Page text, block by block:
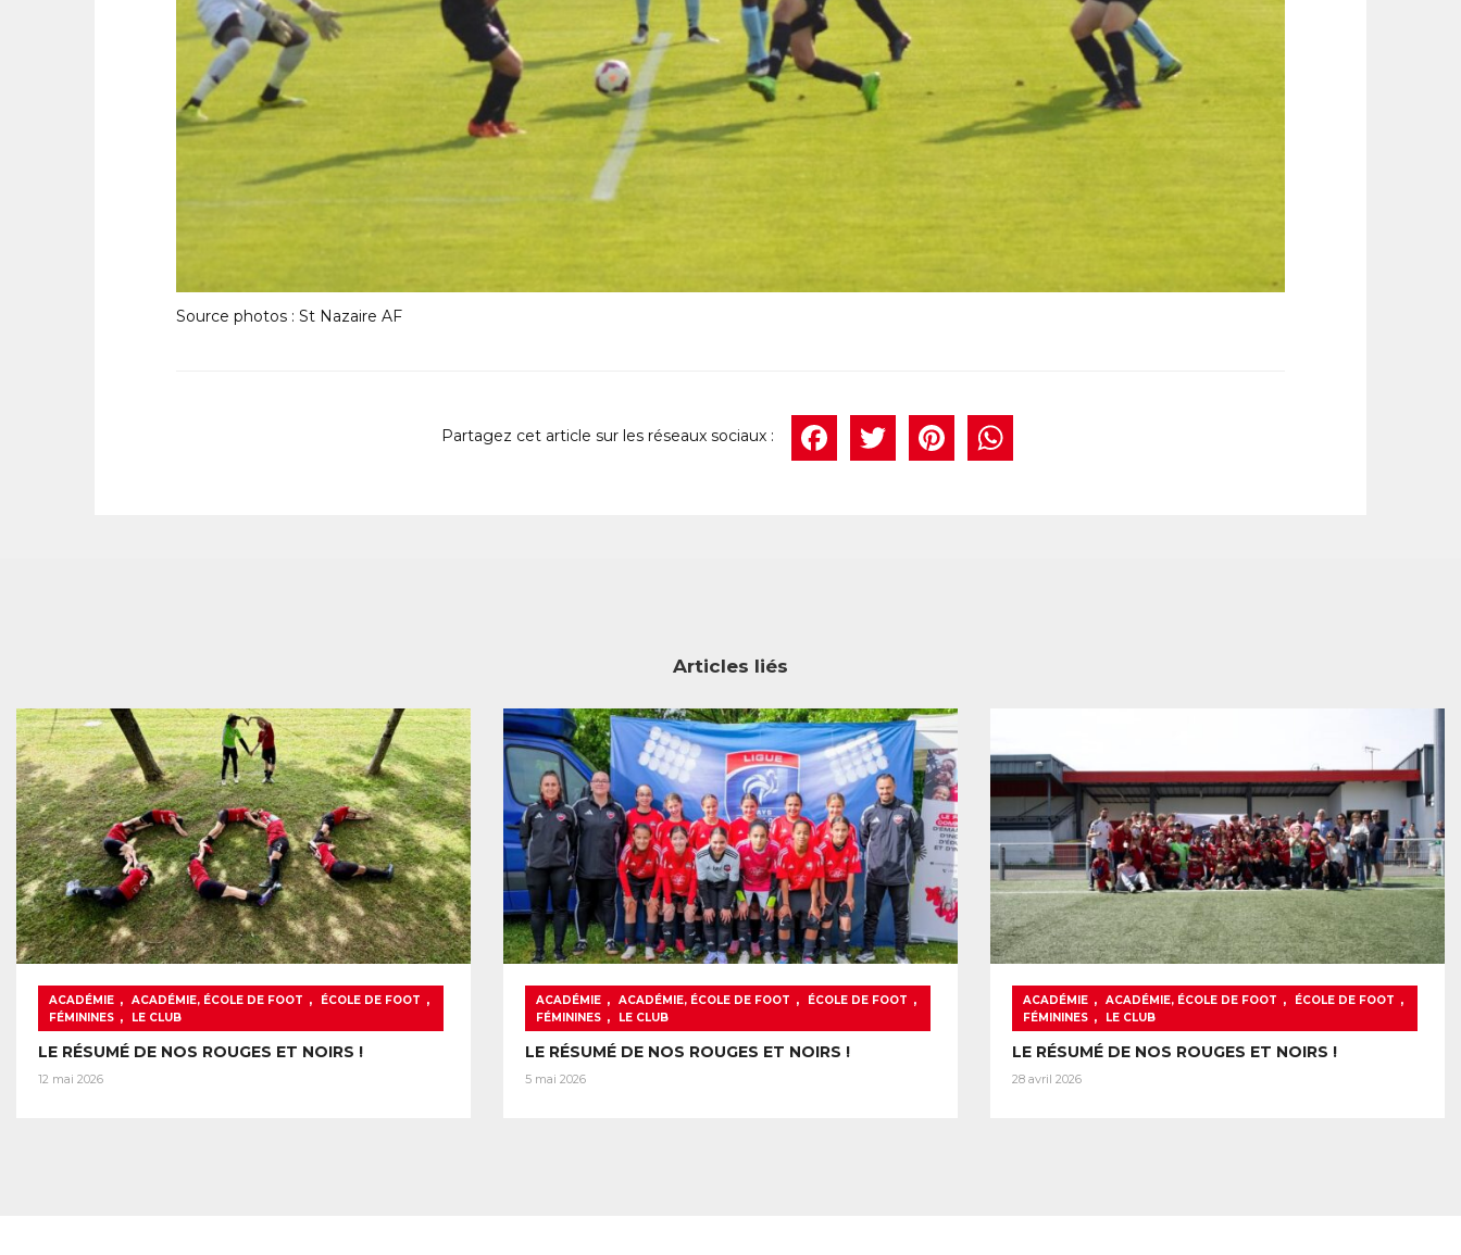
Source photos : St Nazaire AF
Facebook
TwitterPinterest
Articles liés
ACADÉMIE , ACADÉMIE, ÉCOLE DE FOOT , ÉCOLE DE FOOT ,
FÉMININES , LE CLUB
LE RÉSUMÉ DE NOS ROUGES ET NOIRS !
12 mai 2026
ACADÉMIE , ACADÉMIE, ÉCOLE DE FOOT , ÉCOLE DE FOOT ,
FÉMININES , LE CLUB
LE RÉSUMÉ DE NOS ROUGES ET NOIRS !
5 mai 2026
ACADÉMIE , ACADÉMIE, ÉCOLE DE FOOT , ÉCOLE DE FOOT ,
FÉMININES , LE CLUB
LE RÉSUMÉ DE NOS ROUGES ET NOIRS !
28 avril 2026